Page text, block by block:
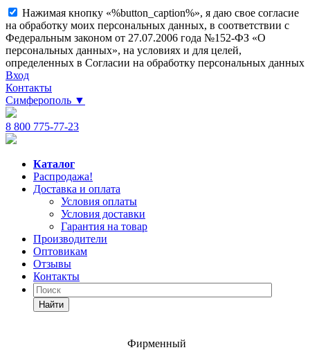
Нажимая кнопку «%button_caption%», я даю свое согласие
на обработку моих персональных данных, в соответствии с
Федеральным законом от 27.07.2006 года №152-ФЗ «О
персональных данных», на условиях и для целей,
определенных в Согласии на обработку персональных данных
Вход
Контакты
Симферополь ▼
8 800 775-77-23
Каталог
Распродажа!
Доставка и оплата
Условия оплаты
Условия доставки
Гарантия на товар
Производители
Оптовикам
Отзывы
Контакты
Найти
Фирменный